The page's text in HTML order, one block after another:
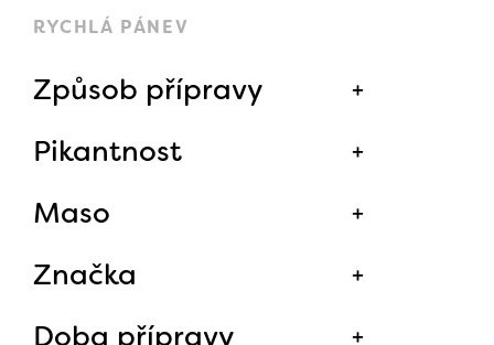
RYCHLÁ PÁNEV
Způsob přípravy
Pikantnost
Maso
Značka
Doba přípravy